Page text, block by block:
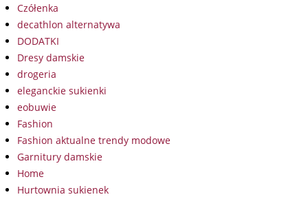
Czółenka
decathlon alternatywa
DODATKI
Dresy damskie
drogeria
eleganckie sukienki
eobuwie
Fashion
Fashion aktualne trendy modowe
Garnitury damskie
Home
Hurtownia sukienek